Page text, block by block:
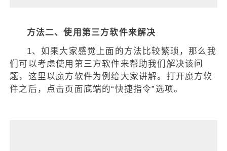
方法二、使用第三方软件来解决
1、如果大家感觉上面的方法比较繁琐，那么我
们可以考虑使用第三方软件来帮助我们解决该问
题，这里以魔方软件为例给大家讲解。打开魔方软
件之后，点击页面底端的“快捷指令”选项。